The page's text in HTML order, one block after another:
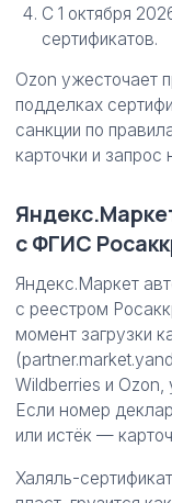
С 1 октября
сертификатов.
Ozon ужесточает
подделках
санкции по
карточки и запрос
с ФГИС
Яндекс.Маркет
с реестром
момент загрузки
Wildberries и Ozon,
Если номер
или истёк —
Халяль-